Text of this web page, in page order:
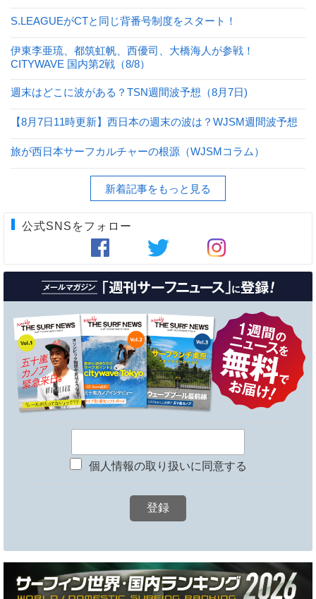
S.LEAGUEがCTと同じ背番号制度をスタート！
伊東李亜琉、都筑虹帆、西優司、大橋海人が参戦！
CITYWAVE 国内第2戦（8/8）
週末はどこに波がある？TSN週間波予想（8月7日)
【8月7日11時更新】西日本の週末の波は？WJSM週間波予想
旅が西日本サーフカルチャーの根源（WJSMコラム）
新着記事をもっと見る
公式SNSをフォロー
個人情報の取り扱いに同意する